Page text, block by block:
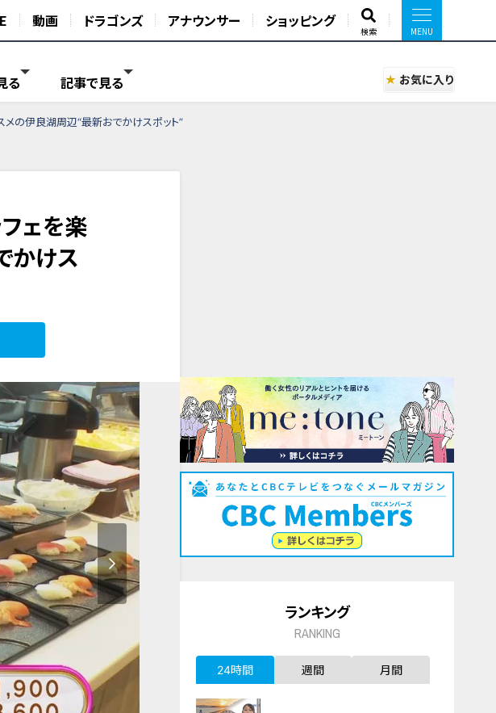
動画 ドラゴンズ アナウンサー ショッピング
検索
る 記事で見る お気に入り
メの伊良湖周辺“最新おでかけスポット”
ェを楽
かけス
ランキング
RANKING
24時間 週間 月間